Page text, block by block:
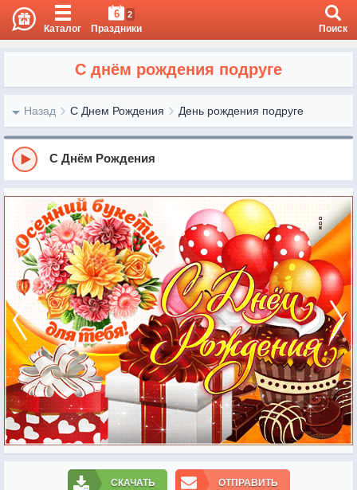
Каталог
6 2
Праздники Поиск
С днём рождения подруге
Назад С Днем Рождения День рождения подруге
С Днём Рождения
СКАЧАТЬ ОТПРАВИТЬ